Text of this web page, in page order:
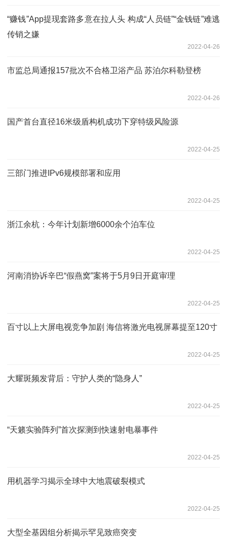
“赚钱”App提现套路多意在拉人头 构成“人员链”“金钱链”难逃
传销之嫌
2022-04-26
市监总局通报157批次不合格卫浴产品 苏泊尔科勒登榜
2022-04-26
国产首台直径16米级盾构机成功下穿特级风险源
2022-04-25
三部门推进IPv6规模部署和应用
2022-04-25
浙江余杭：今年计划新增6000余个泊车位
2022-04-25
河南消协诉辛巴“假燕窝”案将于5月9日开庭审理
2022-04-25
百寸以上大屏电视竞争加剧 海信将激光电视屏幕提至120寸
2022-04-25
大耀斑频发背后：守护人类的“隐身人”
2022-04-25
“天籁实验阵列”首次探测到快速射电暴事件
2022-04-25
用机器学习揭示全球中大地震破裂模式
2022-04-25
大型全基因组分析揭示罕见致癌突变